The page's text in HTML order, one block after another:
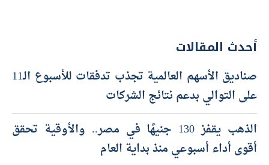
أحدث المقالات
صناديق الأسهم العالمية تجذب تدفقات للأسبوع الـ11
على التوالي بدعم نتائج الشركات
الذهب يقفز 130 جنيهًا في مصر.. والأوقية تحقق
أقوى أداء أسبوعي منذ بداية العام